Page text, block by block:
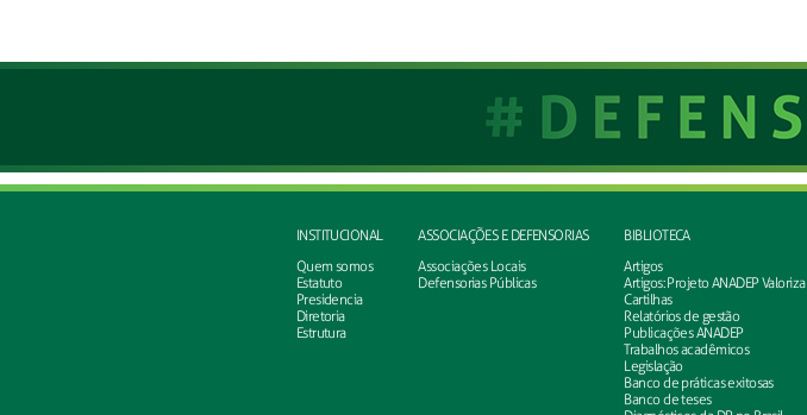
INSTITUCIONAL
Quem somos
Estatuto
Presidencia
Diretoria
Estrutura
ASSOCIAÇÕES E DEFENSORIAS
Associações Locais
Defensorias Públicas
BIBLIOTECA
Artigos
Artigos: Projeto ANADEP Valoriza
Cartilhas
Relatórios de gestão
Publicações ANADEP
Trabalhos acadêmicos
Legislação
Banco de práticas exitosas
Banco de teses